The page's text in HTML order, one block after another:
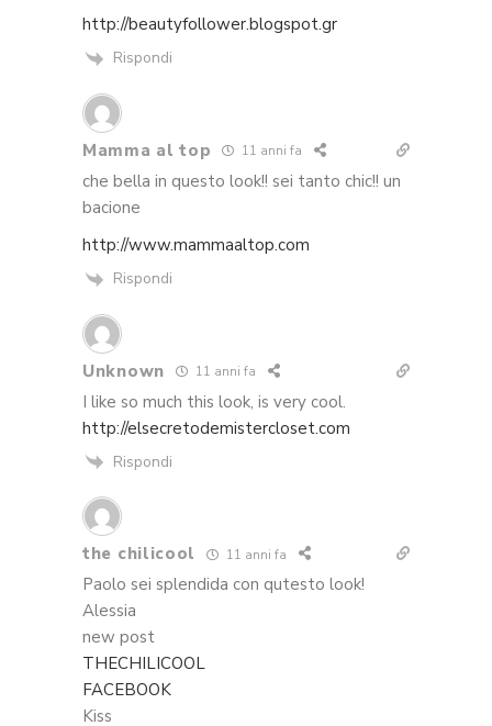
http://beautyfollower.blogspot.gr
Rispondi
Mamma al top 11 anni fa
che bella in questo look!! sei tanto chic!! un
bacione
http://www.mammaaltop.com
Rispondi
Unknown 11 anni fa
I like so much this look, is very cool.
http://elsecretodemistercloset.com
Rispondi
the chilicool 11 anni fa
Paolo sei splendida con qutesto look!
Alessia
new post
THECHILICOOL
FACEBOOK
Kiss